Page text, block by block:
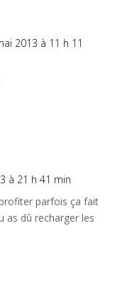
2013 à 11 h 11
à 21 h 41 min
parfois ça fait
as dû recharger les